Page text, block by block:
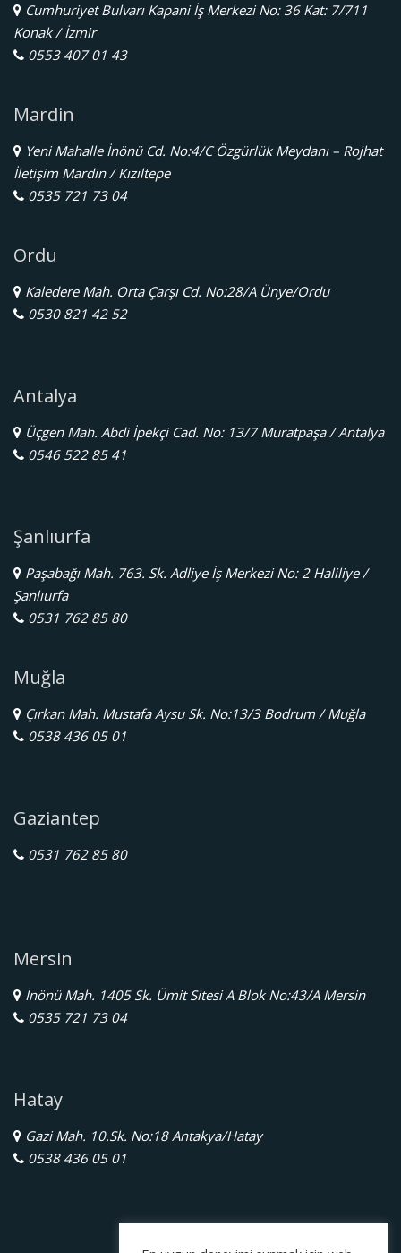
Cumhuriyet Bulvarı Kapani İş Merkezi No: 36 Kat: 7/711
Konak / İzmir
0553 407 01 43
Mardin
Yeni Mahalle İnönü Cd. No:4/C Özgürlük Meydanı – Rojhat
İletişim Mardin / Kızıltepe
0535 721 73 04
Ordu
Kaledere Mah. Orta Çarşı Cd. No:28/A Ünye/Ordu
0530 821 42 52
Antalya
Üçgen Mah. Abdi İpekçi Cad. No: 13/7 Muratpaşa / Antalya
0546 522 85 41
Şanlıurfa
Paşabağı Mah. 763. Sk. Adliye İş Merkezi No: 2 Haliliye /
Şanlıurfa
0531 762 85 80
Muğla
Çırkan Mah. Mustafa Aysu Sk. No:13/3 Bodrum / Muğla
0538 436 05 01
Gaziantep
0531 762 85 80
Mersin
İnönü Mah. 1405 Sk. Ümit Sitesi A Blok No:43/A Mersin
0535 721 73 04
Hatay
Gazi Mah. 10.Sk. No:18 Antakya/Hatay
0538 436 05 01